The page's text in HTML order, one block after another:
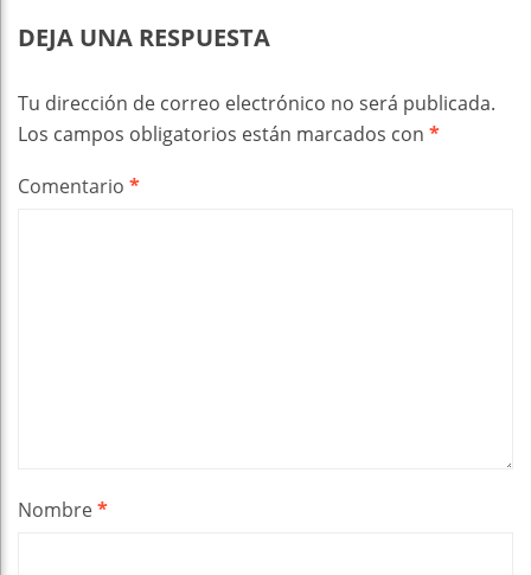
DEJA UNA RESPUESTA
Tu dirección de correo electrónico no será publicada.
Los campos obligatorios están marcados con *
Comentario *
Nombre*